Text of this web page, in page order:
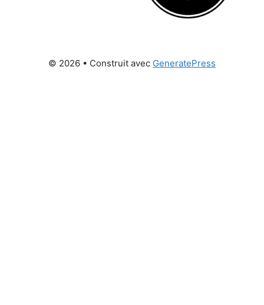
© 2026 • Construit avec GeneratePress